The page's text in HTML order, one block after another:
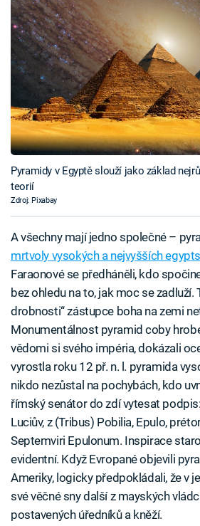
Pyramidy v Egyptě slouží jako základ
teorií
Zdroj: Pixabay
A všechny mají jedno společné –
mrtvoly vysokých a nejvyšších
Faraonové se předháněli, kdo
bez ohledu na to, jak moc se zadluží.
drobnosti“ zástupce boha na zemi
Monumentálnost pyramid coby
vědomi si svého impéria, dokázali
vyrostla roku 12 př. n. l. pyramida
nikdo nezůstal na pochybách, kdo
římský senátor do zdí vytesat
Luciův, z (Tribus) Pobilia, Epulo,
Septemviri Epulonum. Inspirace
evidentní. Když Evropané objevili
Ameriky, logicky předpokládali, že v
své věčné sny další z mayských
postavených úředníků a kněží.